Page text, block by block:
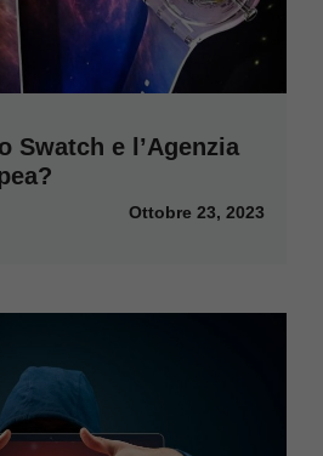
Swatch e l’Agenzia
Ottobre 23, 2023